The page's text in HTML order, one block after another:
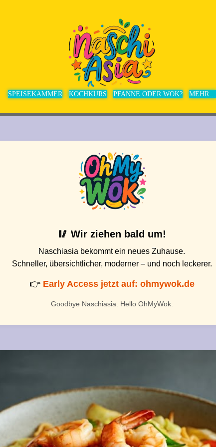
SPEISEKAMMER KOCHKURS PFANNE ODER WOK? MEHR…
🥢 Wir ziehen bald um!
Naschiasia bekommt ein neues Zuhause.
Schneller, übersichtlicher, moderner – und noch leckerer.
👉 Early Access jetzt auf: ohmywok.de
Goodbye Naschiasia. Hello OhMyWok.